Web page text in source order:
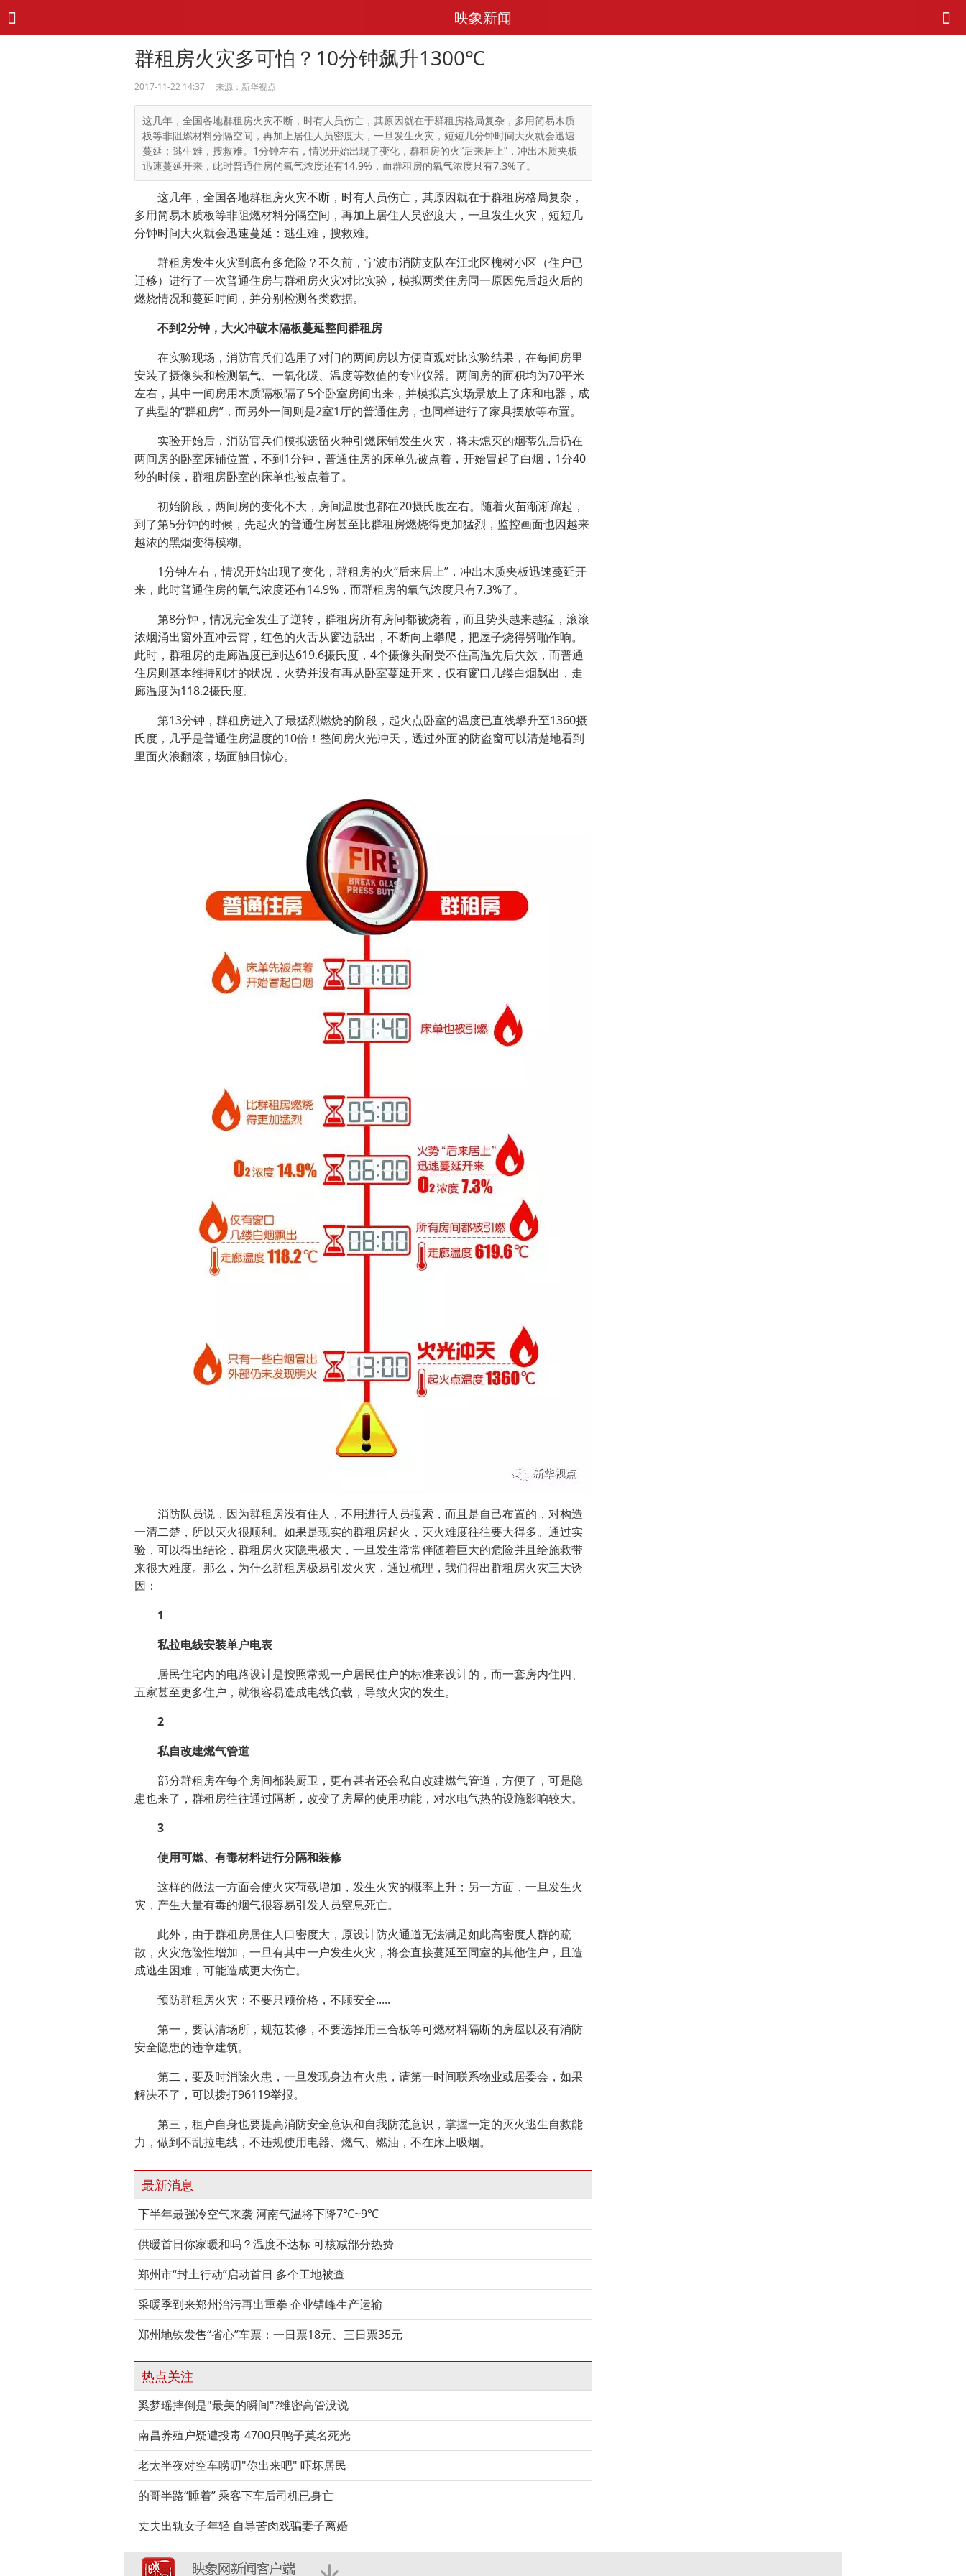
映象新闻
群租房火灾多可怕？10分钟飙升1300℃
2017-11-22 14:37 来源：新华视点
这几年，全国各地群租房火灾不断，时有人员伤亡，其原因就在于群租房格局复杂，多用简易木质
板等非阻燃材料分隔空间，再加上居住人员密度大，一旦发生火灾，短短几分钟时间大火就会迅速
蔓延：逃生难，搜救难。1分钟左右，情况开始出现了变化，群租房的火“后来居上”，冲出木质夹板
迅速蔓延开来，此时普通住房的氧气浓度还有14.9%，而群租房的氧气浓度只有7.3%了。
这几年，全国各地群租房火灾不断，时有人员伤亡，其原因就在于群租房格局复杂，
多用简易木质板等非阻燃材料分隔空间，再加上居住人员密度大，一旦发生火灾，短短几
分钟时间大火就会迅速蔓延：逃生难，搜救难。
群租房发生火灾到底有多危险？不久前，宁波市消防支队在江北区槐树小区（住户已
迁移）进行了一次普通住房与群租房火灾对比实验，模拟两类住房同一原因先后起火后的
燃烧情况和蔓延时间，并分别检测各类数据。
不到2分钟，大火冲破木隔板蔓延整间群租房
在实验现场，消防官兵们选用了对门的两间房以方便直观对比实验结果，在每间房里
安装了摄像头和检测氧气、一氧化碳、温度等数值的专业仪器。两间房的面积均为70平米
左右，其中一间房用木质隔板隔了5个卧室房间出来，并模拟真实场景放上了床和电器，成
了典型的“群租房”，而另外一间则是2室1厅的普通住房，也同样进行了家具摆放等布置。
实验开始后，消防官兵们模拟遗留火种引燃床铺发生火灾，将未熄灭的烟蒂先后扔在
两间房的卧室床铺位置，不到1分钟，普通住房的床单先被点着，开始冒起了白烟，1分40
秒的时候，群租房卧室的床单也被点着了。
初始阶段，两间房的变化不大，房间温度也都在20摄氏度左右。随着火苗渐渐蹿起，
到了第5分钟的时候，先起火的普通住房甚至比群租房燃烧得更加猛烈，监控画面也因越来
越浓的黑烟变得模糊。
1分钟左右，情况开始出现了变化，群租房的火“后来居上”，冲出木质夹板迅速蔓延开
来，此时普通住房的氧气浓度还有14.9%，而群租房的氧气浓度只有7.3%了。
第8分钟，情况完全发生了逆转，群租房所有房间都被烧着，而且势头越来越猛，滚滚
浓烟涌出窗外直冲云霄，红色的火舌从窗边舐出，不断向上攀爬，把屋子烧得劈啪作响。
此时，群租房的走廊温度已到达619.6摄氏度，4个摄像头耐受不住高温先后失效，而普通
住房则基本维持刚才的状况，火势并没有再从卧室蔓延开来，仅有窗口几缕白烟飘出，走
廊温度为118.2摄氏度。
第13分钟，群租房进入了最猛烈燃烧的阶段，起火点卧室的温度已直线攀升至1360摄
氏度，几乎是普通住房温度的10倍！整间房火光冲天，透过外面的防盗窗可以清楚地看到
里面火浪翻滚，场面触目惊心。
消防队员说，因为群租房没有住人，不用进行人员搜索，而且是自己布置的，对构造
一清二楚，所以灭火很顺利。如果是现实的群租房起火，灭火难度往往要大得多。通过实
验，可以得出结论，群租房火灾隐患极大，一旦发生常常伴随着巨大的危险并且给施救带
来很大难度。那么，为什么群租房极易引发火灾，通过梳理，我们得出群租房火灾三大诱
因：
1
私拉电线安装单户电表
居民住宅内的电路设计是按照常规一户居民住户的标准来设计的，而一套房内住四、
五家甚至更多住户，就很容易造成电线负载，导致火灾的发生。
2
私自改建燃气管道
部分群租房在每个房间都装厨卫，更有甚者还会私自改建燃气管道，方便了，可是隐
患也来了，群租房往往通过隔断，改变了房屋的使用功能，对水电气热的设施影响较大。
3
使用可燃、有毒材料进行分隔和装修
这样的做法一方面会使火灾荷载增加，发生火灾的概率上升；另一方面，一旦发生火
灾，产生大量有毒的烟气很容易引发人员窒息死亡。
此外，由于群租房居住人口密度大，原设计防火通道无法满足如此高密度人群的疏
散，火灾危险性增加，一旦有其中一户发生火灾，将会直接蔓延至同室的其他住户，且造
成逃生困难，可能造成更大伤亡。
预防群租房火灾：不要只顾价格，不顾安全.....
第一，要认清场所，规范装修，不要选择用三合板等可燃材料隔断的房屋以及有消防
安全隐患的违章建筑。
第二，要及时消除火患，一旦发现身边有火患，请第一时间联系物业或居委会，如果
解决不了，可以拨打96119举报。
第三，租户自身也要提高消防安全意识和自我防范意识，掌握一定的灭火逃生自救能
力，做到不乱拉电线，不违规使用电器、燃气、燃油，不在床上吸烟。
最新消息
下半年最强冷空气来袭 河南气温将下降7℃~9℃
供暖首日你家暖和吗？温度不达标 可核减部分热费
郑州市“封土行动”启动首日 多个工地被查
采暖季到来郑州治污再出重拳 企业错峰生产运输
郑州地铁发售“省心”车票：一日票18元、三日票35元
热点关注
奚梦瑶摔倒是"最美的瞬间"?维密高管没说
南昌养殖户疑遭投毒 4700只鸭子莫名死光
老太半夜对空车唠叨"你出来吧" 吓坏居民
的哥半路“睡着” 乘客下车后司机已身亡
丈夫出轨女子年轻 自导苦肉戏骗妻子离婚